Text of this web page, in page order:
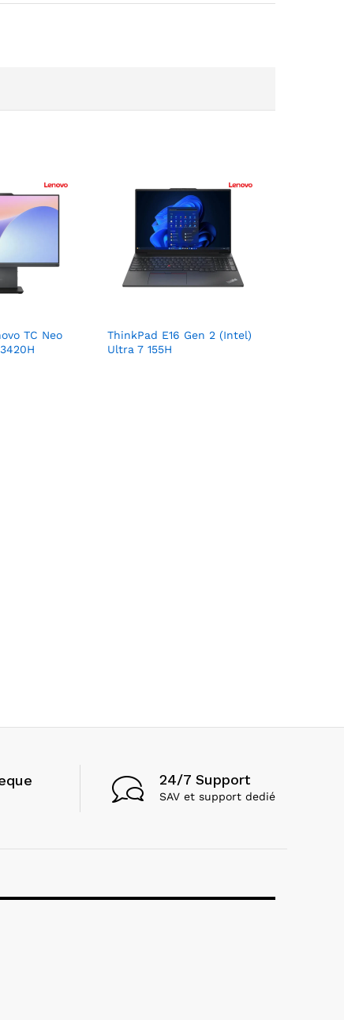
TC Neo
ThinkPad E16 Gen 2 (Intel)
Ultra 7 155H
24/7 Support
SAV et support dedié